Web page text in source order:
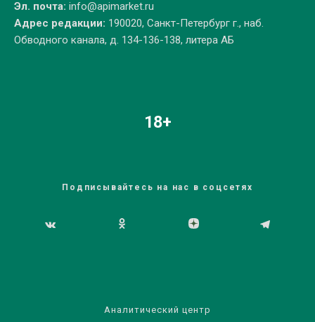
Эл. почта: info@apimarket.ru
Адрес редакции: 190020, Санкт-Петербург г., наб.
Обводного канала, д. 134-136-138, литера АБ
18+
Подписывайтесь на нас в соцсетях
Аналитический центр